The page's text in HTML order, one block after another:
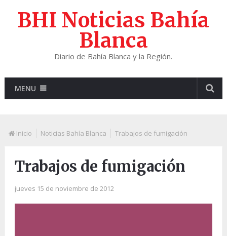
BHI Noticias Bahía
Blanca
Diario de Bahía Blanca y la Región.
MENU
Inicio Noticias Bahía Blanca Trabajos de fumigación
Trabajos de fumigación
jueves 15 de noviembre de 2012